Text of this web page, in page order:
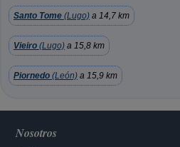
Santo Tome (Lugo) a 14,7 km
Vieiro (Lugo) a 15,8 km
Piornedo (León) a 15,9 km
Nosotros